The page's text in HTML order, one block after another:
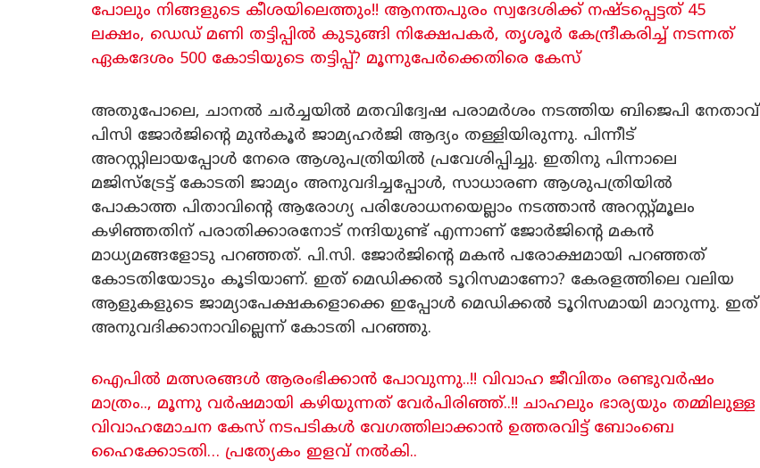
പോലും നിങ്ങളുടെ കീശയിലെത്തും!! ആനന്തപുരം സ്വദേശിക്ക് നഷ്ടപ്പെട്ടത് 45
ലക്ഷം, ഡെഡ് മണി തട്ടിപ്പിൽ കുടുങ്ങി നിക്ഷേപകർ, തൃശൂർ കേന്ദ്രീകരിച്ച് നടന്നത്
ഏകദേശം 500 കോടിയുടെ തട്ടിപ്പ്? മൂന്നുപേർക്കെതിരെ കേസ്
അതുപോലെ, ചാനൽ ചർച്ചയിൽ മതവിദ്വേഷ പരാമർശം നടത്തിയ ബിജെപി നേതാവ്
പിസി ജോർജിന്റെ മുൻകൂർ ജാമ്യഹർജി ആദ്യം തള്ളിയിരുന്നു. പിന്നീട്
അറസ്റ്റിലായപ്പോൾ നേരെ ആശുപത്രിയിൽ പ്രവേശിപ്പിച്ചു. ഇതിനു പിന്നാലെ
മജിസ്ട്രേട്ട് കോടതി ജാമ്യം അനുവദിച്ചപ്പോൾ, സാധാരണ ആശുപത്രിയിൽ
പോകാത്ത പിതാവിന്റെ ആരോഗ്യ പരിശോധനയെല്ലാം നടത്താൻ അറസ്റ്റ്മൂലം
കഴിഞ്ഞതിന് പരാതിക്കാരനോട് നന്ദിയുണ്ട് എന്നാണ് ജോർജിന്റെ മകൻ
മാധ്യമങ്ങളോടു പറഞ്ഞത്. പി.സി. ജോർജിന്റെ മകൻ പരോക്ഷമായി പറഞ്ഞത്
കോടതിയോടും കൂടിയാണ്. ഇത് മെഡിക്കൽ ടൂറിസമാണോ? കേരളത്തിലെ വലിയ
ആളുകളുടെ ജാമ്യാപേക്ഷകളൊക്കെ ഇപ്പോൾ മെഡിക്കൽ ടൂറിസമായി മാറുന്നു. ഇത്
അനുവദിക്കാനാവില്ലെന്ന് കോടതി പറഞ്ഞു.
ഐപിൽ മത്സരങ്ങൾ ആരംഭിക്കാൻ പോവുന്നു..!! വിവാഹ ജീവിതം രണ്ടുവർഷം
മാത്രം.., മൂന്നു വർഷമായി കഴിയുന്നത് വേർപിരിഞ്ഞ്..!! ചാഹലും ഭാര്യയും തമ്മിലുള്ള
വിവാഹമോചന കേസ് നടപടികൾ വേ​ഗത്തിലാക്കാൻ ഉത്തരവിട്ട് ബോംബെ
ഹൈക്കോടതി… പ്രത്യേകം ഇളവ് നൽകി..